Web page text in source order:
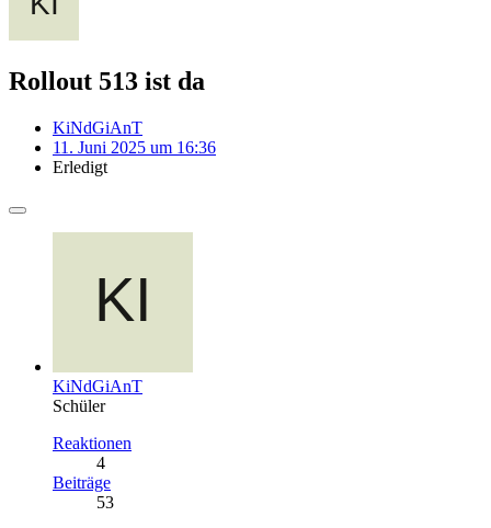
Rollout 513 ist da
KiNdGiAnT
11. Juni 2025 um 16:36
Erledigt
KiNdGiAnT
Schüler
Reaktionen
4
Beiträge
53